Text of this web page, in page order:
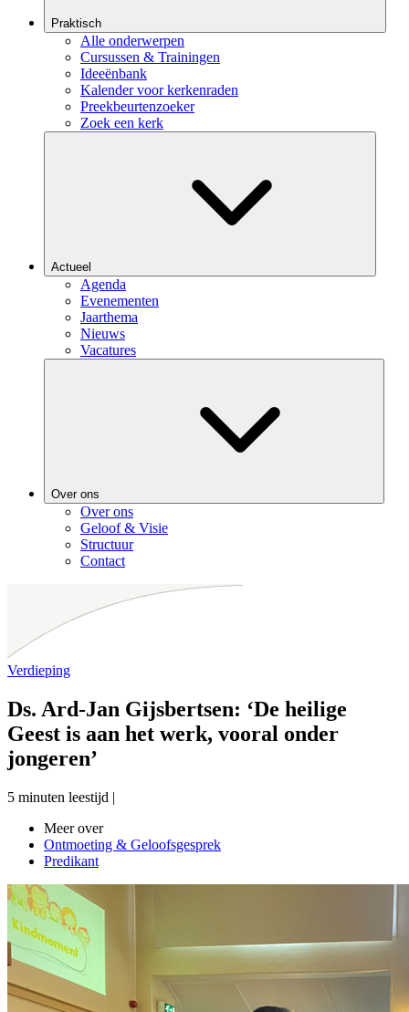
Praktisch
Alle onderwerpen
Cursussen & Trainingen
Ideeënbank
Kalender voor kerkenraden
Preekbeurtenzoeker
Zoek een kerk
Actueel
Agenda
Evenementen
Jaarthema
Nieuws
Vacatures
Over ons
Over ons
Geloof & Visie
Structuur
Contact
Verdieping
Ds. Ard-Jan Gijsbertsen: ‘De heilige
Geest is aan het werk, vooral onder
jongeren’
5 minuten leestijd |
Meer over
Ontmoeting & Geloofsgesprek
Predikant